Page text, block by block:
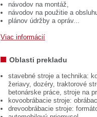
návodov na montáž,
návodov na použitie a
plánov údržby a opráv...
Viac informácií
Oblasti prekladu
stavebné stroje a technika:
žeriavy, dozéry, traktorové
betonárske práce, stroje na
kovoobrábacie stroje:
drevoobrábacie stroje: